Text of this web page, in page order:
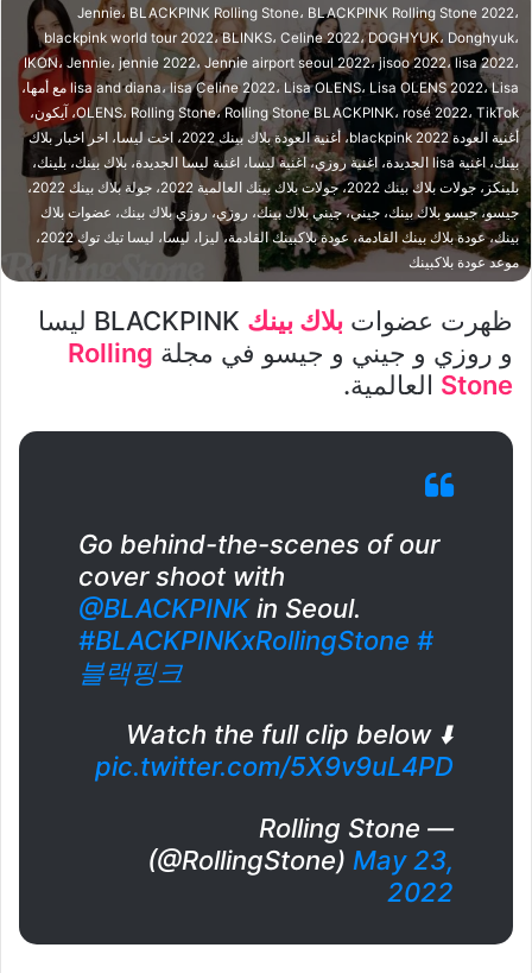
Jennie، BLACKPINK Rolling Stone، BLACKPINK Rolling Stone 2022،
blackpink world tour 2022، BLINKS، Celine 2022، DOGHYUK، Donghyuk،
IKON، Jennie، jennie 2022، Jennie airport seoul 2022، jisoo 2022، lisa 2022،
lisa and diana، lisa Celine 2022، Lisa OLENS، Lisa OLENS 2022، Lisa مع أمها،
OLENS، Rolling Stone، Rolling Stone BLACKPINK، rosé 2022، TikTok، آيكون،
أغنية العودة blackpink 2022، أغنية العودة بلاك بينك 2022، اخت ليسا، اخر اخبار بلاك
بينك، اغنية lisa الجديدة، اغنية روزي، اغنية ليسا، اغنية ليسا الجديدة، بلاك بينك، بلينك،
بلينكز، جولات بلاك بينك 2022، جولات بلاك بينك العالمية 2022، جولة بلاك بينك 2022،
جيسو، جيسو بلاك بينك، جيني، جيني بلاك بينك، روزي، روزي بلاك بينك، عضوات بلاك
بينك، عودة بلاك بينك القادمة، عودة بلاكبينك القادمة، ليزا، ليسا، ليسا تيك توك 2022،
موعد عودة بلاكبينك
ظهرت عضوات بلاك بينك
BLACKPINK ليسا
و روزي و جيني و جيسو في مجلة Rolling
Stone العالمية.
Go behind-the-scenes of our
cover shoot with
@BLACKPINKin Seoul.
#BLACKPINKxRollingStone #
블랙핑크
Watch the full clip below ⬇️
pic.twitter.com/5X9v9uL4PD
— Rolling Stone
(@RollingStone) May 23,
2022